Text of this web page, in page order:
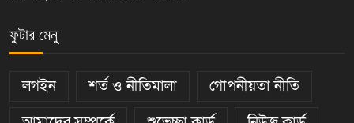
ফুটার মেনু
লগইন শর্ত ও নীতিমালা
গোপনীয়তা নীতি